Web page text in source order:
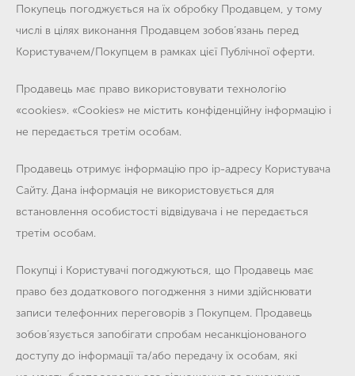
Покупець погоджується на їх обробку Продавцем, у тому
числі в цілях виконання Продавцем зобов’язань перед
Користувачем/Покупцем в рамках цієї Публічної оферти.
Продавець має право використовувати технологію
«cookies». «Cookies» не містить конфіденційну інформацію і
не передається третім особам.
Продавець отримує інформацію про ip-адресу Користувача
Сайту. Дана інформація не використовується для
встановлення особистості відвідувача і не передається
третім особам.
Покупці і Користувачі погоджуються, що Продавець має
право без додаткового погодження з ними здійснювати
записи телефонних переговорів з Покупцем. Продавець
зобов’язується запобігати спробам несанкціонованого
доступу до інформації та/або передачу їх особам, які